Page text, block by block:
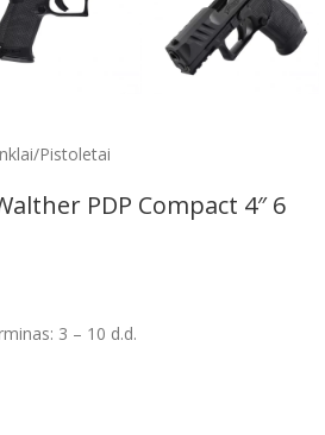
/Pistoletai
PDP Compact 4″ 6
3 – 10 d.d.